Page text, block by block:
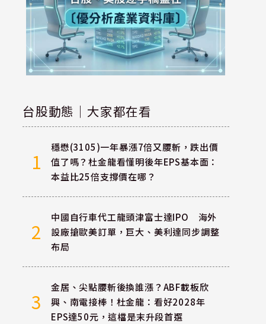
台股動態｜大家都在看
1
穩懋(3105)一年暴漲7倍又腰斬，跌出價
值了嗎？杜金龍看懂明後年EPS基本面：
本益比25倍支撐價在哪？
2
中國自行車代工龍頭津富士達IPO 海外
設廠搶歐美訂單，巨大、美利達同步調整
布局
3
金居、尖點腰斬後換誰漲？ABF載板欣
興、南電接棒！杜金龍：看好2028年
EPS達50元，這檔是末升段首選